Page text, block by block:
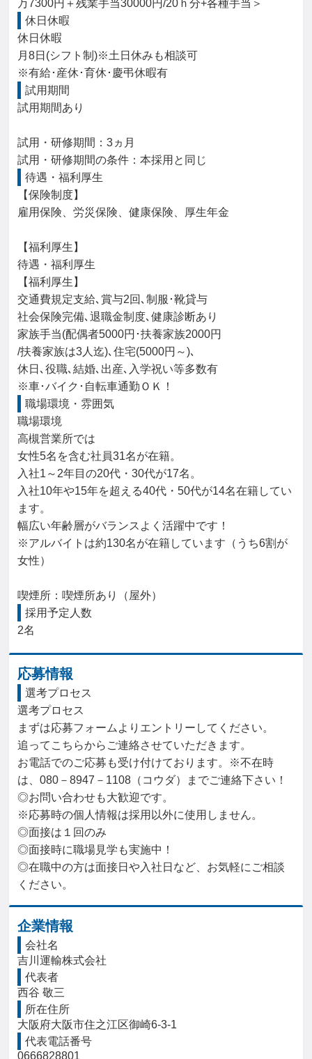
万7300円＋残業手当30000円/20ｈ分+各種手当＞
休日休暇
休日休暇
月8日(シフト制)※土日休みも相談可
※有給･産休･育休･慶弔休暇有
試用期間
試用期間あり
試用・研修期間：3ヵ月
待遇・福利厚生
【保険制度】
雇用保険、労災保険、健康保険、厚生年金
【福利厚生】
待遇・福利厚生
【福利厚生】
交通費規定支給､賞与2回､制服･靴貸与
社会保険完備､退職金制度､健康診断あり
家族手当(配偶者5000円･扶養家族2000円
/扶養家族は3人迄)､住宅(5000円～)､
休日､役職､結婚､出産､入学祝い等多数有
※車･バイク･自転車通勤ＯＫ！
職場環境・雰囲気
職場環境
高槻営業所では
女性5名を含む社員31名が在籍。
入社1～2年目の20代・30代が17名。
入社10年や15年を超える40代・50代が14名在籍してい
ます。
幅広い年齢層がバランスよく活躍中です！
※アルバイトは約130名が在籍しています（うち6割が
女性）
喫煙所：喫煙所あり（屋外）
採用予定人数
2名
応募情報
選考プロセス
選考プロセス
まずは応募フォームよりエントリーしてください。
追ってこちらからご連絡させていただきます。
お電話でのご応募も受け付けております。※不在時
は、080－8947－1108（コウダ）までご連絡下さい！
◎お問い合わせも大歓迎です。
※応募時の個人情報は採用以外に使用しません。
◎面接は１回のみ
◎面接時に職場見学も実施中！
◎在職中の方は面接日や入社日など、お気軽にご相談
ください。
企業情報
会社名
吉川運輸株式会社
代表者
西谷 敬三
所在住所
大阪府大阪市住之江区御崎6-3-1
代表電話番号
0666828801